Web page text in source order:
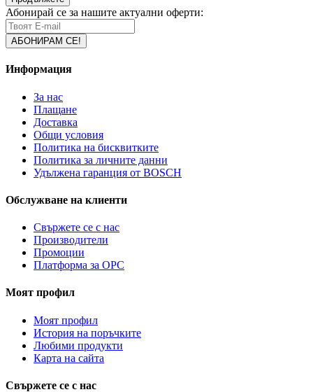
Абонирай се за нашите актуални оферти:
Информация
За нас
Плащане
Доставка
Общи условия
Политика на бисквитките
Политика за личните данни
Удължена гаранция от BOSCH
Обслужване на клиенти
Свържете се с нас
Производители
Промоции
Платформа за ОРС
Моят профил
Моят профил
История на поръчките
Любими продукти
Карта на сайта
Свържете се с нас